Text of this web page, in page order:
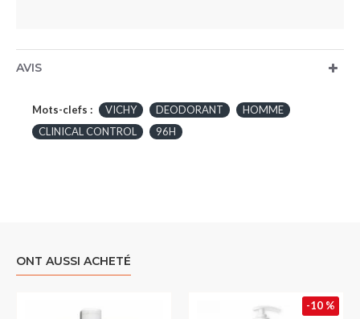
AVIS
Mots-clefs : VICHY DEODORANT
HOMME
CLINICAL CONTROL
96H
ONT AUSSI ACHETÉ
-10 %